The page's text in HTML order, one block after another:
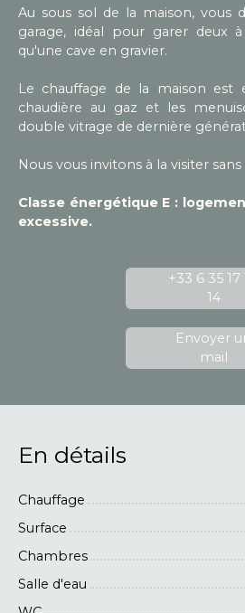
Au sous sol de la maison, vous
garage, idéal pour garer deux
qu'une cave en gravier.
Le chauffage de la maison est
chaudière au gaz et les
double vitrage de dernière
Nous vous invitons à la visiter
Classe énergétique E :
excessive.
+33 6 35 17
14
Envoyer
mail
En détails
Chauffage
Surface
Chambres
Salle d'eau